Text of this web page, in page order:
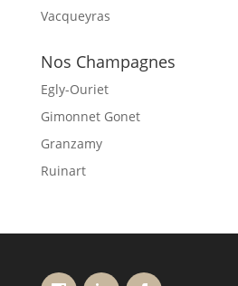
Vacqueyras
Nos Champagnes
Egly-Ouriet
Gimonnet Gonet
Granzamy
Ruinart